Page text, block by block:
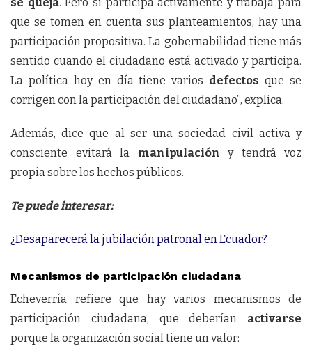
que se tomen en cuenta sus planteamientos, hay una
participación propositiva. La gobernabilidad tiene más
sentido cuando el ciudadano está activado y participa.
La política hoy en día tiene varios defectosque se
corrigen con la participación del ciudadano”, explica.
Además, dice que al ser una sociedad civil activa y
consciente evitará la manipulación y tendrá voz
propia sobre los hechos públicos.
Te puede interesar:
¿Desaparecerá la jubilación patronal en Ecuador?
Mecanismos de participación ciudadana
Echeverría refiere que hay varios mecanismos de
participación ciudadana, que deberían activarse
porque la organización social tiene un valor: